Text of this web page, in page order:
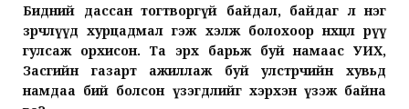
Бидний дассан тогтворгүй байдал, байдаг л нэг
зөрчлүүд хурцадмал гэж хэлж болохоор нөхцөл рүү
гулсаж орхисон. Та эрх барьж буй намаас УИХ,
Засгийн газарт ажиллаж буй улстөрчийн хувьд
намдаа бий болсон үзэгдлийг хэрхэн үзэж байна